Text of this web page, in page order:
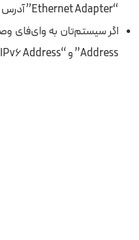
“Ethernet Adapter” آدرس IP را می‌بینید؛
Address” و “
IPv6 Address